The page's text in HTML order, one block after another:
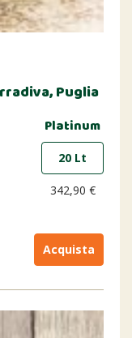
Puglia
Platinum
20 Lt
342,90 €
Acquista